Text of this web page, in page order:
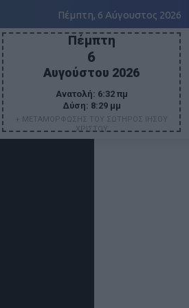
Πέμπτη, 6 Αύγουστος 2026
Πέμπτη
6
Αυγούστου 2026
Ανατολή: 6:32 πμ
Δύση: 8:29 μμ
+ ΜΕΤΑΜΟΡΦΩΣΗΣ ΤΟΥ ΣΩΤΗΡΟΣ ΙΗΣΟΥ
ΧΡΙΣΤΟΥ